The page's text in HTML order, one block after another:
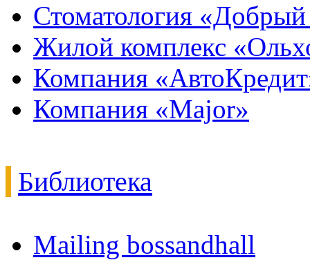
Стоматология
Жилой комплекс
Компания
Компания «Major»
Библиотека
Mailing bossandhall